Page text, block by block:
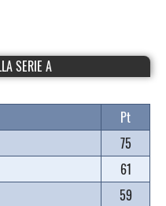
SERIE A
Pt
75
61
59